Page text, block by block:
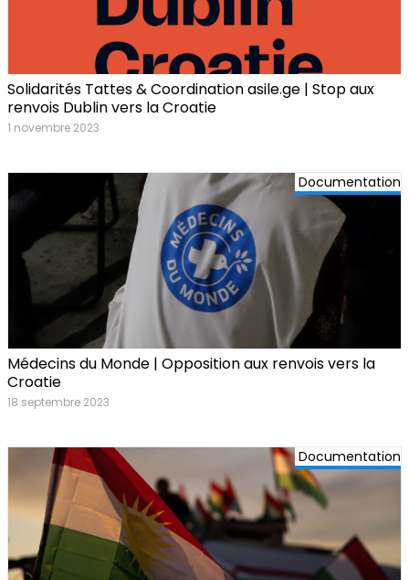
Solidarités Tattes & Coordination asile.ge | Stop aux
renvois Dublin vers la Croatie
1 novembre 2023
Documentation
Médecins du Monde | Opposition aux renvois vers la
Croatie
18 septembre 2023
Documentation